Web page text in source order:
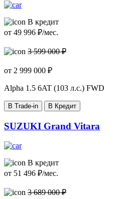
В кредит
от 49 996 ₽/мес.
3 599 000 ₽
от 2 999 000 ₽
Alpha 1.5 6AT (103 л.с.) FWD
В Trade-in В Кредит
SUZUKI Grand Vitara
В кредит
от 51 496 ₽/мес.
3 689 000 ₽